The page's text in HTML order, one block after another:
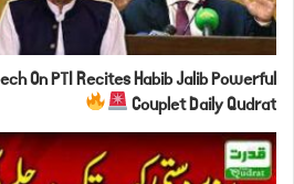
On PTI Recites Habib Jalib Powerful
Couplet Daily Qudrat